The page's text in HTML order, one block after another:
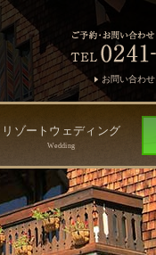
お問い合わせ
リゾートウェディング
Wedding